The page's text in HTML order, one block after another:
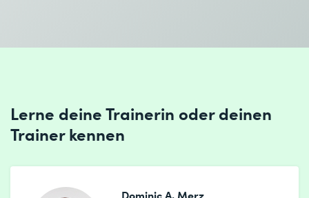
genommen.
* Pflichtfelder
Lerne deine Trainerin oder deinen
Trainer kennen
Dominic A. Merz